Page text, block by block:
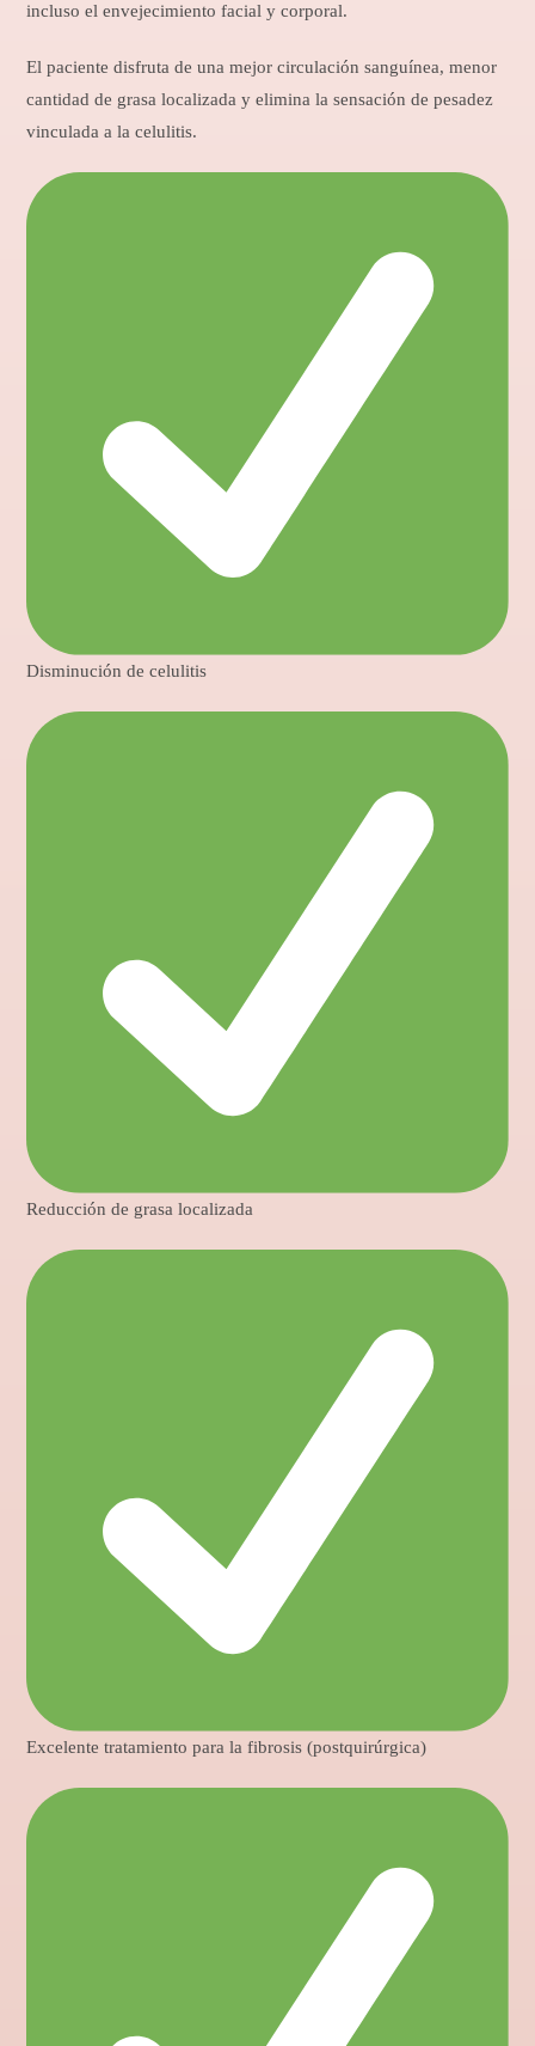
incluso el envejecimiento facial y corporal.
El paciente disfruta de una mejor circulación sanguínea, menor
cantidad de grasa localizada y elimina la sensación de pesadez
vinculada a la celulitis.
Disminución de celulitis
Reducción de grasa localizada
Excelente tratamiento para la fibrosis (postquirúrgica)